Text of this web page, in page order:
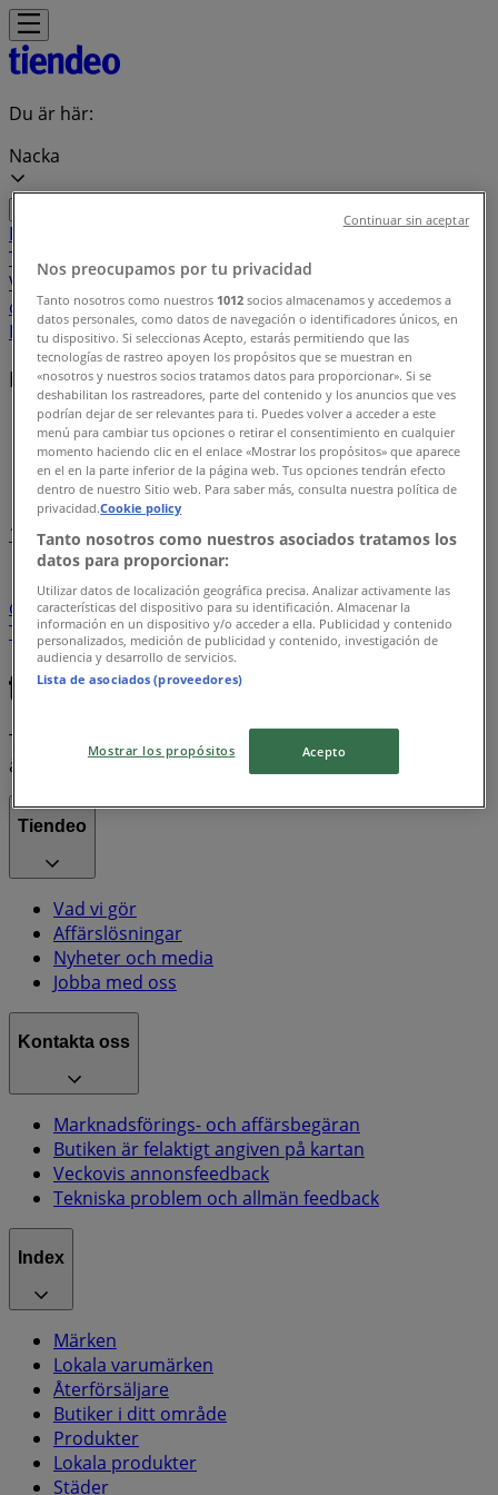
Du är här:
Nacka
Featured Möbler och InredningBygg och
Trädgård
Kläder, Skor och Accessoarer
VitvarorSportBilar och MotorLeksaker och Barn
och ParfymApotek och HälsaRestauranger och
KaféerBöcker och KontorsmaterialResorBanker
Erbjudanderegister i Nacka
Tiendeo i Nacka»
Erbjudanderegister
1
Matbutiker
Möbler och Inredning kaffe
Elektronik
och Vitvaror
Kläder, Skor och Accessoarer
Bygg och
Trädgård
Sport godis mattor parasoll skor
ost
gardiner
fisk och skaldjur potatis dammsugare
Tiendeo är en del av Shopfully, teknikföretaget som
återuppfinner lokal shopping över hela världen.
Tiendeo
Vad vi gör
Affärslösningar
Nyheter och media
Jobba med oss
Kontakta oss
Marknadsförings- och affärsbegäran
Butiken är felaktigt angiven på kartan
Veckovis annonsfeedback
Tekniska problem och allmän feedback
Index
Märken
Lokala varumärken
Återförsäljare
Butiker i ditt område
Produkter
Lokala produkter
Städer
Nos preocupamos por tu privacidad
Tanto nosotros como nuestros 1012 socios almacenamos y accedemos a
datos personales, como datos de navegación o identificadores únicos, en
tu dispositivo. Si seleccionas Acepto, estarás permitiendo que las
tecnologías de rastreo apoyen los propósitos que se muestran en
«nosotros y nuestros socios tratamos datos para proporcionar». Si se
deshabilitan los rastreadores, parte del contenido y los anuncios que ves
podrían dejar de ser relevantes para ti. Puedes volver a acceder a este
menú para cambiar tus opciones o retirar el consentimiento en cualquier
momento haciendo clic en el enlace «Mostrar los propósitos» que aparece
en el en la parte inferior de la página web. Tus opciones tendrán efecto
dentro de nuestro Sitio web. Para saber más, consulta nuestra política de
privacidad.Cookie policy
Tanto nosotros como nuestros asociados tratamos los
datos para proporcionar:
Utilizar datos de localización geográfica precisa. Analizar activamente las
características del dispositivo para su identificación. Almacenar la
información en un dispositivo y/o acceder a ella. Publicidad y contenido
personalizados, medición de publicidad y contenido, investigación de
audiencia y desarrollo de servicios.
Lista de asociados (proveedores)
Mostrar los propósitos Acepto
Continuar sin aceptar